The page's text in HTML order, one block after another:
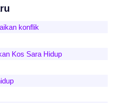
konflik
Kos Sara Hidup